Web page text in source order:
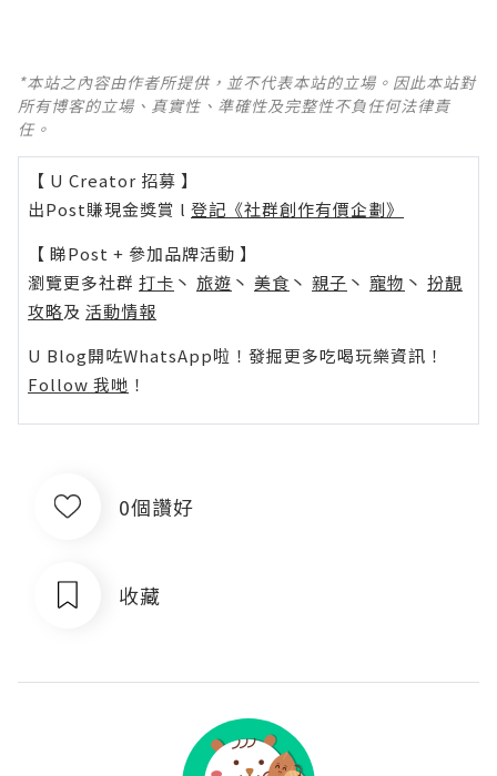
*本站之內容由作者所提供，並不代表本站的立場。因此本站對
所有博客的立場、真實性、準確性及完整性不負任何法律責
任。
【 U Creator 招募 】
出Post賺現金獎賞 l 登記《社群創作有價企劃》
【 睇Post + 參加品牌活動 】
瀏覽更多社群 打卡 丶 旅遊 丶 美食 丶 親子 丶 寵物 丶 扮靚
攻略及 活動情報
U Blog開咗WhatsApp啦！發掘更多吃喝玩樂資訊！
Follow 我哋 ！
0個讚好
收藏